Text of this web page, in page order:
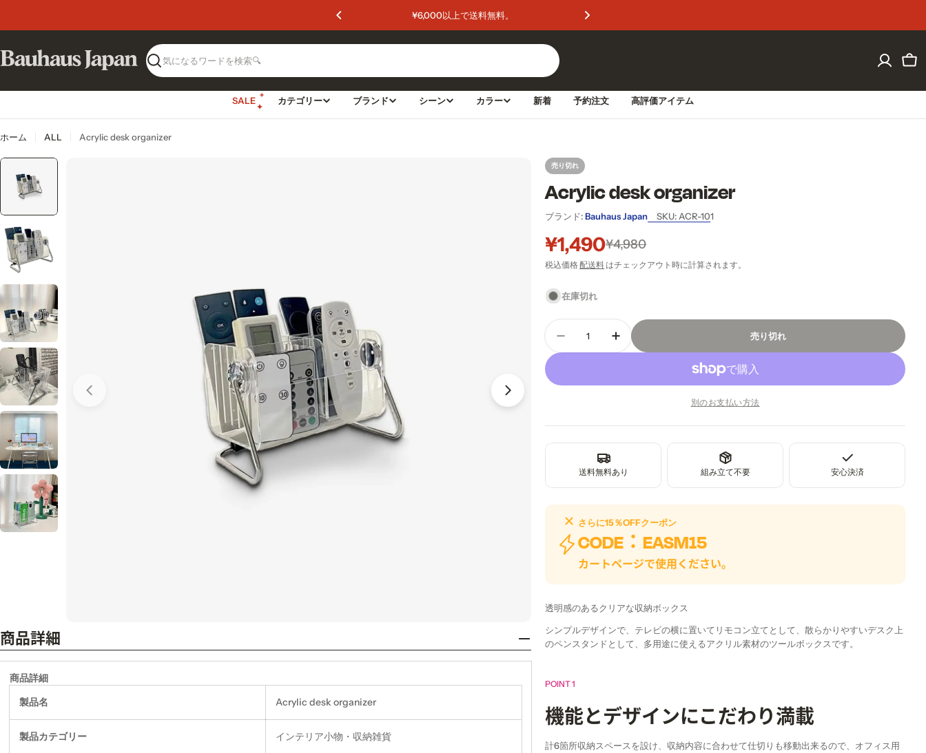
テ
ツ
ス
ッ
¥6,000以上で送料無料。
検
カ
ト
SALE カテゴリー ブランド シーン カラー 新着 予約注文 高評価アイテム
ホーム ALL Acrylic desk organizer
メディア 0 をモーダルで開く
メディア 1 をモーダルで開く
商品詳細
商品詳細
製品名
Acrylic desk organizer
製品カテゴリー インテリア小物・収納雑貨
売り切れ
Acrylic desk organizer
ブランド: Bauhaus Japan SKU: ACR-101
セ
ー
ル
価
格
¥1,490
通
常
価
格
¥4,980
税込価格 配送料 はチェックアウト時に計算されます。
在庫切れ
数
量
Acrylic Desk Organizerの数量を減らす
Acrylic Desk Organizerの数量を追加
売り切れ
別のお支払い方法
送料無料あり 組み立て不要 安心決済
さらに15％OFFクーポン
CODE：EASM15
カートページで使用ください。
透明感のあるクリアな収納ボックス
シンプルデザインで、テレビの横に置いてリモコン立てとして、散らかりやすいデスク上
のペンスタンドとして、多用途に使えるアクリル素材のツールボックスです。
POINT 1
機能とデザインにこだわり満載
計6箇所収納スペースを設け、収納内容に合わせて仕切りも移動出来るので、オフィス用